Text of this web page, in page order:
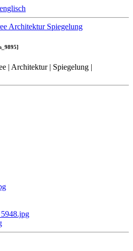
englisch
| Architektur | Spiegelung |